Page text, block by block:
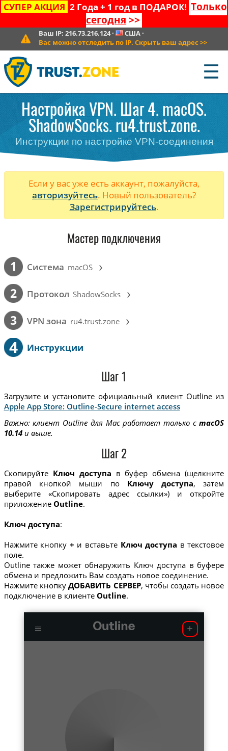
СУПЕР АКЦИЯ 2 Года + 1 год в ПОДАРОК! Только
сегодня >>
Ваш IP: 216.73.216.124· США·
Вас можно отследить по IP. Скрыть ваш адрес >>
☰
Настройка VPN. Шаг 4. macOS.
ShadowSocks. ru4.trust.zone.
Инструкции по настройке VPN-соединения
Если у вас уже есть аккаунт, пожалуйста,
авторизуйтесь. Новый пользователь?
Зарегистрируйтесь.
Мастер подключения
1 Cистема macOS ›
2 Протокол ShadowSocks ›
3 VPN зона ru4.trust.zone ›
4 Инструкции
Шаг 1
Загрузите и установите официальный клиент Outline из
Apple App Store: Outline-Secure internet access
Важно: клиент Outline для Mac работает только сmacOS
10.14и выше.
Шаг 2
Скопируйте Ключ доступа в буфер обмена (щелкните
правой кнопкой мыши по Ключу доступа, затем
выберите «Скопировать адрес ссылки») и откройте
приложение Outline.
Ключ доступа:
Нажмите кнопку + и вставьте Ключ доступа в текстовое
поле.
Outline также может обнаружить Ключ доступа в буфере
обмена и предложить Вам создать новое соединение.
Нажмите кнопкуДОБАВИТЬ СЕРВЕР, чтобы создать новое
подключение в клиенте Outline.